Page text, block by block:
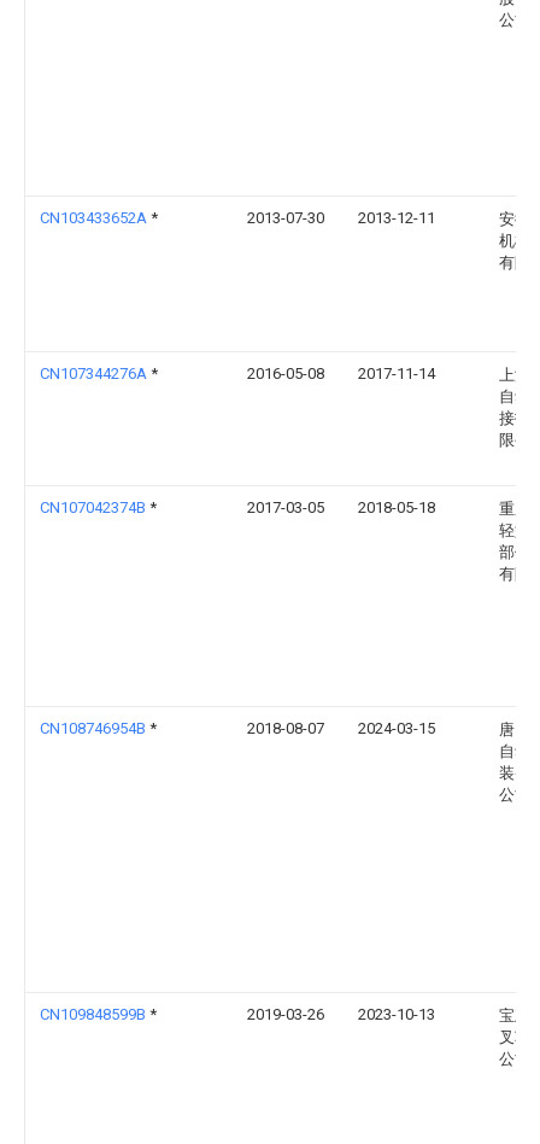
公司
CN103433652A * 2013-07-30 2013-12-11
安徽
机械
有限
CN107344276A * 2016-05-08 2017-11-14
上海
自动
接技
限公
CN107042374B * 2017-03-05 2018-05-18
重庆
轻型
部件
有限
CN108746954B * 2018-08-07 2024-03-15
唐山
自动
装备
公司
CN109848599B * 2019-03-26 2023-10-13
宝鸡
叉车
公司